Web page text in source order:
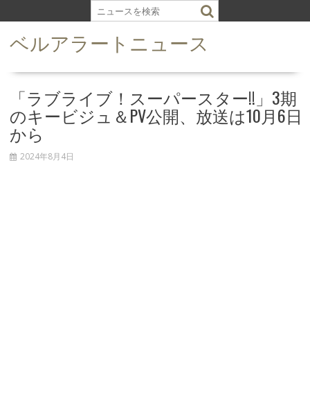
k
ベルアラートニュース
「ラブライブ！スーパースター!!」3期
のキービジュ＆PV公開、放送は10月6日
から
2024年8月4日